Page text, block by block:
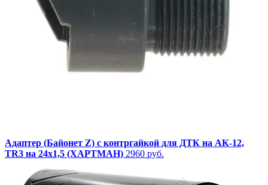
Адаптер (Байонет Z) с контргайкой для ДТК на АК-12,
TR3 на 24х1,5 (ХАРТМАН) 2960 руб.